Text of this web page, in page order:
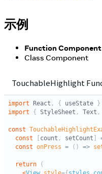
示例
Function Component
Class Component